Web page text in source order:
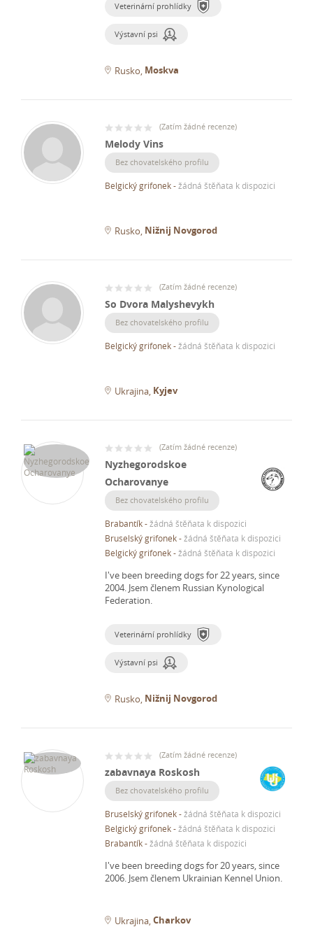
Veterinární prohlídky
Výstavní psi
Rusko Moskva
(Zatím žádné recenze)
Melody Vins
Bez chovatelského profilu
Belgický grifonek-žádná štěňata k dispozici
Rusko Nižnij Novgorod
(Zatím žádné recenze)
So Dvora Malyshevykh
Bez chovatelského profilu
Belgický grifonek-žádná štěňata k dispozici
Ukrajina Kyjev
(Zatím žádné recenze)
Nyzhegorodskoe
Ocharovanye
Bez chovatelského profilu
Brabantík-žádná štěňata k dispozici
Bruselský grifonek-žádná štěňata k dispozici
Belgický grifonek-žádná štěňata k dispozici
I've been breeding dogs for 22 years, since
2004. Jsem členem Russian Kynological
Federation.
Veterinární prohlídky
Výstavní psi
Rusko Nižnij Novgorod
(Zatím žádné recenze)
zabavnaya Roskosh
Bez chovatelského profilu
Bruselský grifonek-žádná štěňata k dispozici
Belgický grifonek-žádná štěňata k dispozici
Brabantík-žádná štěňata k dispozici
I've been breeding dogs for 20 years, since
2006. Jsem členem Ukrainian Kennel Union.
Ukrajina Charkov